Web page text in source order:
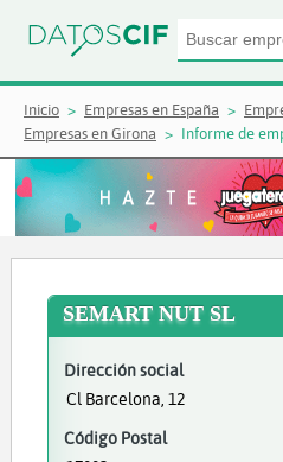
Inicio Empresas en España
Empresas en Girona
Informe de
SEMART NUT SL
Dirección social
Cl Barcelona, 12
Código Postal